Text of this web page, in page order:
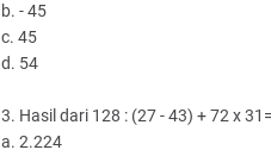
b. - 45
c. 45
d. 54
3. Hasil dari 128 : (27 - 43) + 72 x
a. 2.224